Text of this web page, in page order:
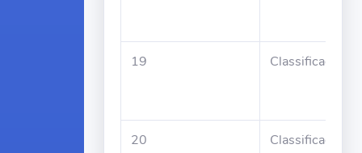
19 Classificado
20 Classificado